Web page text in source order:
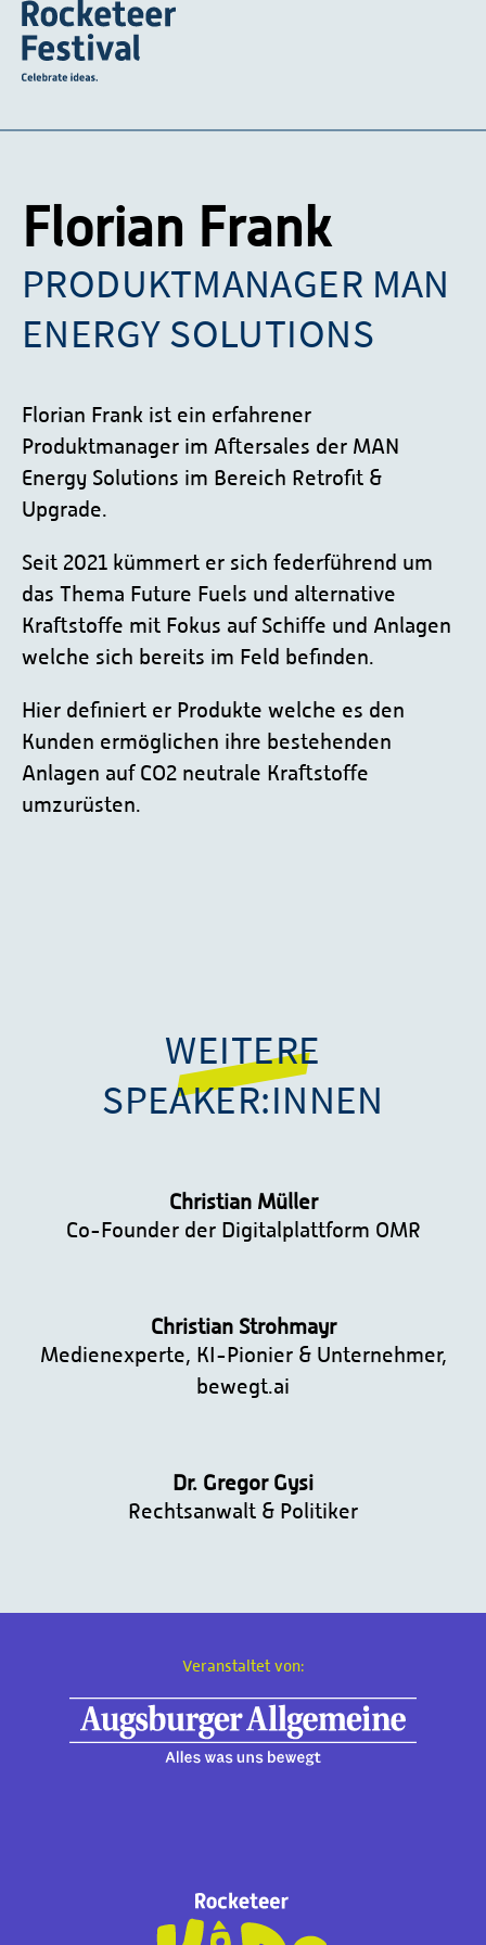
Florian Frank
PRODUKTMANAGER MAN
ENERGY SOLUTIONS
Florian Frank ist ein erfahrener
Produktmanager im Aftersales der MAN
Energy Solutions im Bereich Retrofit &
Upgrade.
Seit 2021 kümmert er sich federführend um
das Thema Future Fuels und alternative
Kraftstoffe mit Fokus auf Schiffe und Anlagen
welche sich bereits im Feld befinden.
Hier definiert er Produkte welche es den
Kunden ermöglichen ihre bestehenden
Anlagen auf CO2 neutrale Kraftstoffe
umzurüsten.
WEITERE
SPEAKER:INNEN
Christian Müller
Co-Founder der Digitalplattform OMR
Christian Strohmayr
Medienexperte, KI-Pionier & Unternehmer,
bewegt.ai
Dr. Gregor Gysi
Rechtsanwalt & Politiker
Veranstaltet von: